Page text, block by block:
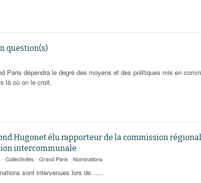
question(s)
Paris dépendra le degré des moyens et des politiques mis en
là où on le croit.
Hugonet élu rapporteur de la commission
intercommunale
- Collectivités - Grand Paris - Nominations
sont intervenues lors de…...